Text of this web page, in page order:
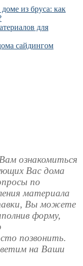
из бруса: как
для
сайдингом
ознакомиться
Вас дома
по
материала
Вы можете
форму,
позвонить.
на Ваши